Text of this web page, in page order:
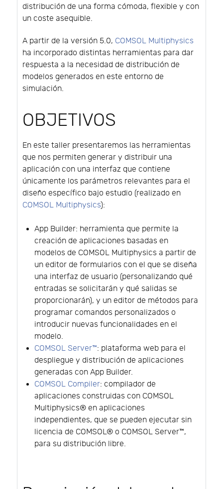
distribución de una forma cómoda, flexible y con
un coste asequible.
A partir de la versión 5.0, COMSOL Multiphysics
ha incorporado distintas herramientas para dar
respuesta a la necesidad de distribución de
modelos generados en este entorno de
simulación.
OBJETIVOS
En este taller presentaremos las herramientas
que nos permiten generar y distribuir una
aplicación con una interfaz que contiene
únicamente los parámetros relevantes para el
diseño específico bajo estudio (realizado en
COMSOL Multiphysics):
App Builder: herramienta que permite la
creación de aplicaciones basadas en
modelos de COMSOL Multiphysics a partir de
un editor de formularios con el que se diseña
una interfaz de usuario (personalizando qué
entradas se solicitarán y qué salidas se
proporcionarán), y un editor de métodos para
programar comandos personalizados o
introducir nuevas funcionalidades en el
modelo.
COMSOL Server™: plataforma web para el
despliegue y distribución de aplicaciones
generadas con App Builder.
COMSOL Compiler: compilador de
aplicaciones construidas con COMSOL
Multiphysics® en aplicaciones
independientes, que se pueden ejecutar sin
licencia de COMSOL® o COMSOL Server™,
para su distribución libre.